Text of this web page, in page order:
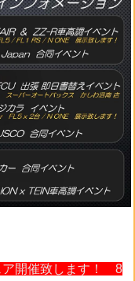
ア開催致します！ 8